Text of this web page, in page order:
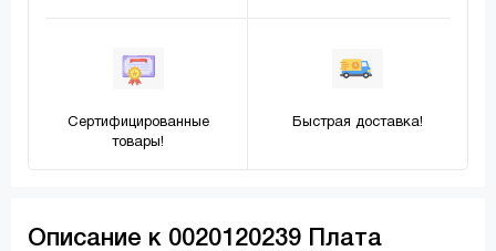
Сертифицированные
товары!
Быстрая доставка!
Описание к 0020120239 Плата